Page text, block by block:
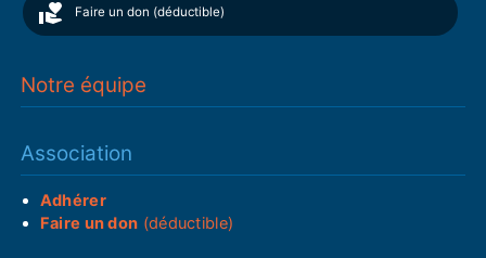
Faire un don (déductible)
Notre équipe
Association
Adhérer
Faire un don (déductible)